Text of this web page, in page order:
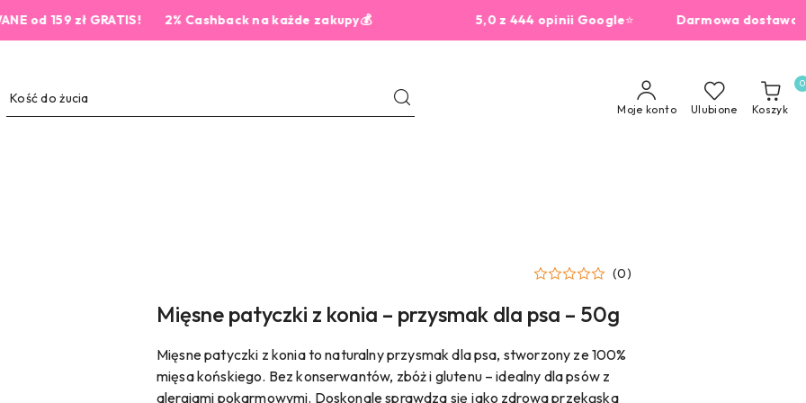
159 zł GRATIS! 2% Cashback na każde zakupy💰 5,0 z 444 opinii Google⭐ Darmowa dostawa od
Moje konto Ulubione Koszyk
0
(0)
Mięsne patyczki z konia – przysmak dla psa – 50g
Mięsne patyczki z konia to naturalny przysmak dla psa, stworzony ze 100%
mięsa końskiego. Bez konserwantów, zbóż i glutenu – idealny dla psów z
alergiami pokarmowymi. Doskonale sprawdza się jako zdrowa przekąska